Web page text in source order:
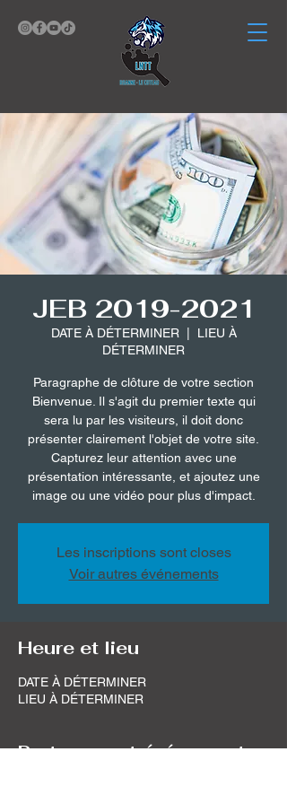
JEB 2019-2021
DATE À DÉTERMINER
  |
LIEU À
DÉTERMINER
Paragraphe de clôture de votre section
Bienvenue. Il s'agit du premier texte qui
sera lu par les visiteurs, il doit donc
présenter clairement l'objet de votre site.
Capturez leur attention avec une
présentation intéressante, et ajoutez une
image ou une vidéo pour plus d'impact.
Les inscriptions sont closes
Voir autres événements
Heure et lieu
DATE À DÉTERMINER
LIEU À DÉTERMINER
Partager cet événement